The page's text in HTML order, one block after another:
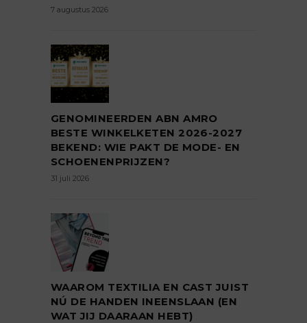
7 augustus 2026
GENOMINEERDEN ABN AMRO
BESTE WINKELKETEN 2026-2027
BEKEND: WIE PAKT DE MODE- EN
SCHOENENPRIJZEN?
31 juli 2026
WAAROM TEXTILIA EN CAST JUIST
NÚ DE HANDEN INEENSLAAN (EN
WAT JIJ DAARAAN HEBT)